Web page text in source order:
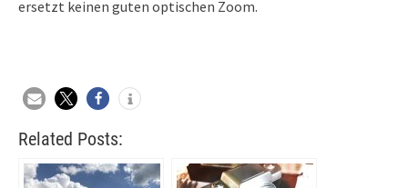
ersetzt keinen guten optischen Zoom.
Related Posts: